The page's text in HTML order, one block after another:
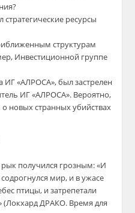
ресурсы
структурам
Инвестиционной группе
ИГ «АЛРОСА», был застрелен
ИГ «АЛРОСА». Вероятно,
новых странных убийствах
получился грозным: «И
мир, и в ужасе
птицы, и затрепетали
(Локхард ДРАКО. Время для